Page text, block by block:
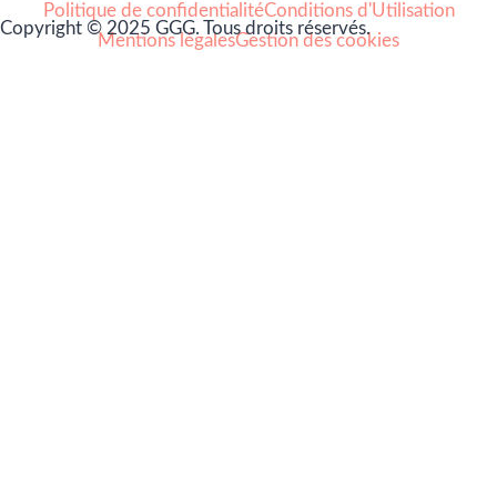
Copyright © 2025 GGG. Tous droits réservés.
Politique de confidentialitéConditions d'Utilisation
Mentions légalesGestion des cookies